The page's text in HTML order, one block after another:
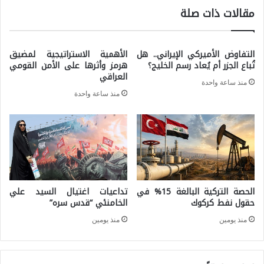
ي
ل
ه
ي
ن
ة
ا
ل
ا
ق
ت
ص
د
و
ي
ن
ط
م
ح
مقالات ذات صلة
التفاوض الأميركي الإيراني.. هل
تُباع الجزر أم يُعاد رسم الخليج؟
منذ ساعة واحدة
الأهمية الاستراتيجية لمضيق
هرمز وأثرها على الأمن القومي
العراقي
منذ ساعة واحدة
الحصة التركية البالغة 15% في
حقول نفط كركوك
منذ يومين
تداعيات اغتيال السيد علي
الخامنئي “قدس سره”
منذ يومين